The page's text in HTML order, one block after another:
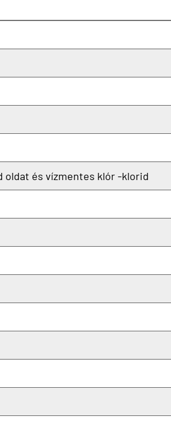
oldat és vízmentes klór -klorid